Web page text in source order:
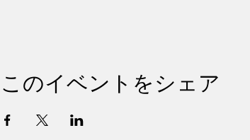
このイベントをシェア